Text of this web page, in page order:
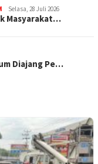
Selasa, 28 Juli 2026
Masyarakat…
Diajang Pe…